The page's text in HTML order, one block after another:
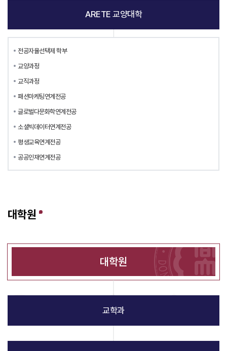
ARETE 교양대학
전공자율선택제 학부
교양과정
교직과정
패션마케팅연계전공
글로벌다문화학연계전공
소셜빅데이터연계전공
평생교육연계전공
공공인재연계전공
대학원
대학원
교학과